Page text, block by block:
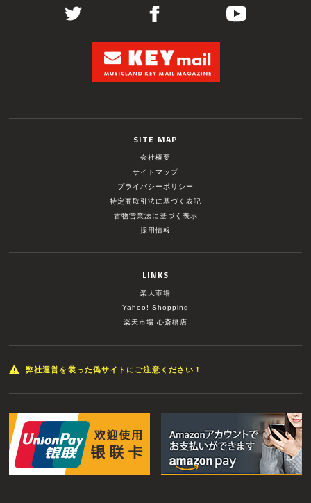
SITE MAP
会社概要
サイトマップ
プライバシーポリシー
特定商取引法に基づく表記
古物営業法に基づく表示
採用情報
LINKS
楽天市場
Yahoo! Shopping
楽天市場 心斎橋店
弊社運営を装った偽サイトにご注意ください！